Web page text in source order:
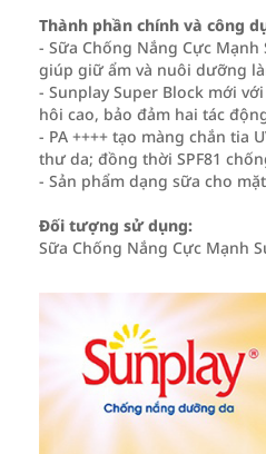
Thành phần chính và công
- Sữa Chống Nắng Cực Mạnh
giúp giữ ẩm và nuôi dưỡng
- Sunplay Super Block mới
hôi cao, bảo đảm hai tác
- PA ++++ tạo màng chắn tia
thư da; đồng thời SPF81
- Sản phẩm dạng sữa cho
Đối tượng sử dụng:
Sữa Chống Nắng Cực Mạnh